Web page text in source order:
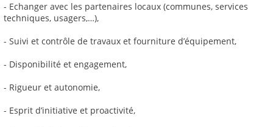
- Echanger avec les partenaires locaux (communes, services
techniques, usagers,…),
- Suivi et contrôle de travaux et fourniture d’équipement,
- Disponibilité et engagement,
- Rigueur et autonomie,
- Esprit d’initiative et proactivité,